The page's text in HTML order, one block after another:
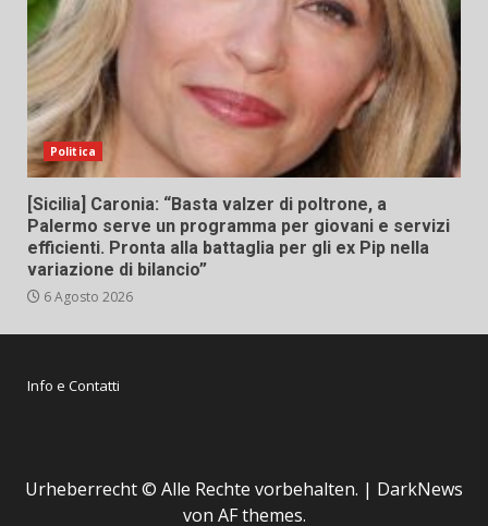
Politica
[Sicilia] Caronia: “Basta valzer di poltrone, a
Palermo serve un programma per giovani e servizi
efficienti. Pronta alla battaglia per gli ex Pip nella
variazione di bilancio”
6 Agosto 2026
Info e Contatti
Urheberrecht © Alle Rechte vorbehalten. | DarkNews
von AF themes.